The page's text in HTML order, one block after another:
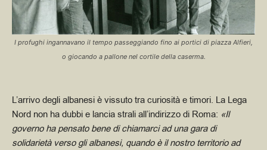
I profughi ingannavano il tempo passeggiando fino ai portici di piazza Alfieri,
o giocando a pallone nel cortile della caserma.
L’arrivo degli albanesi è vissuto tra curiosità e timori. La Lega
Nord non ha dubbi e lancia strali all’indirizzo di Roma: «Il
governo ha pensato bene di chiamarci ad una gara di
solidarietà verso gli albanesi, quando è il nostro territorio ad